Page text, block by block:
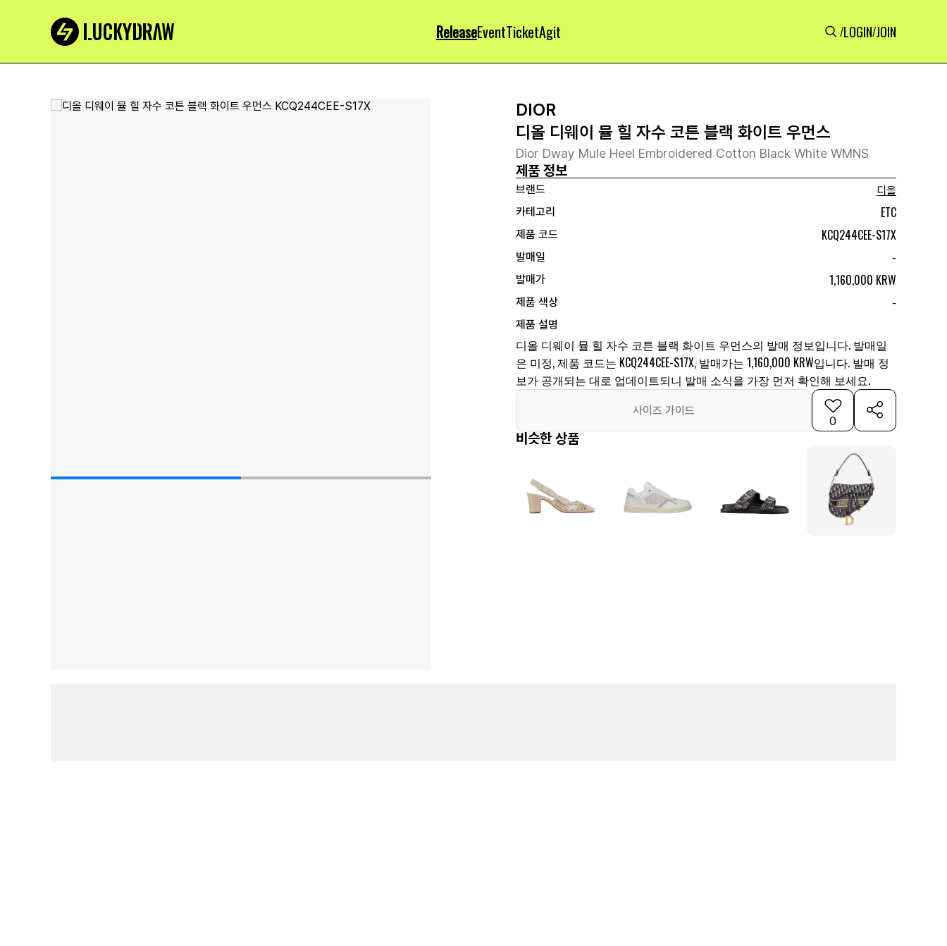
ReleaseEventTicketAgit /LOGIN/JOIN
DIOR
디올 디웨이 뮬 힐 자수 코튼 블랙 화이트 우먼스
Dior Dway Mule Heel Embroidered Cotton Black White WMNS
제품 정보
브랜드
디올
카테고리
ETC
제품 코드 KCQ244CEE-S17X
발매일 -
발매가 1,160,000 KRW
제품 색상 -
제품 설명
디올 디웨이 뮬 힐 자수 코튼 블랙 화이트 우먼스의 발매 정보입니다. 발매일
은 미정, 제품 코드는 KCQ244CEE-S17X, 발매가는 1,160,000 KRW입니다. 발매 정
보가 공개되는 대로 업데이트되니 발매 소식을 가장 먼저 확인해 보세요.
사이즈 가이드
0
비슷한 상품